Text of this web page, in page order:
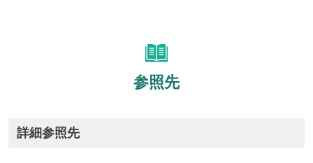
参照先
詳細参照先